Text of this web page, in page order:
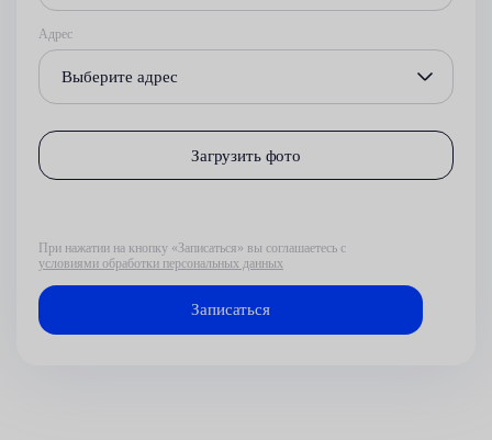
Адрес
Выберите адрес
Загрузить фото
При нажатии на кнопку «Записаться» вы соглашаетесь с
условиями обработки персональных данных